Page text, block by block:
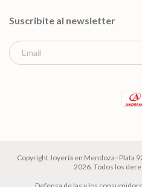
Suscribite al newsletter
Copyright Joyería en Mendoza · Plata
2026. Todos los